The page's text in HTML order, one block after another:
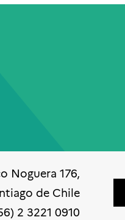
Noguera 176,
de Chile
2 3221 0910